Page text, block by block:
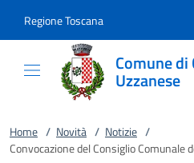
Regione Toscana
Comune di
Uzzanese
Home / Novità / Notizie /
Convocazione del Consiglio Comunale